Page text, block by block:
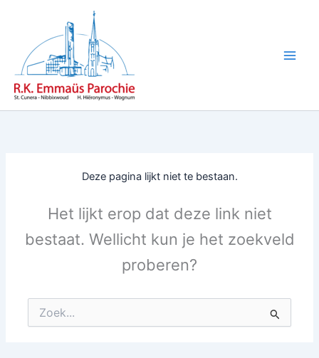
inhoud
Deze pagina lijkt niet te bestaan.
Het lijkt erop dat deze link niet
bestaat. Wellicht kun je het zoekveld
proberen?
Zoek
naar: